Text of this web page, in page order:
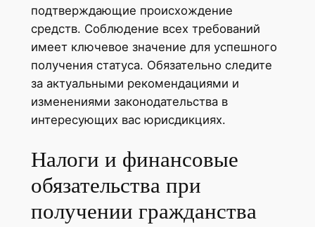
подтверждающие происхождение
средств. Соблюдение всех требований
имеет ключевое значение для успешного
получения статуса. Обязательно следите
за актуальными рекомендациями и
изменениями законодательства в
интересующих вас юрисдикциях.
Налоги и финансовые
обязательства при
получении гражданства